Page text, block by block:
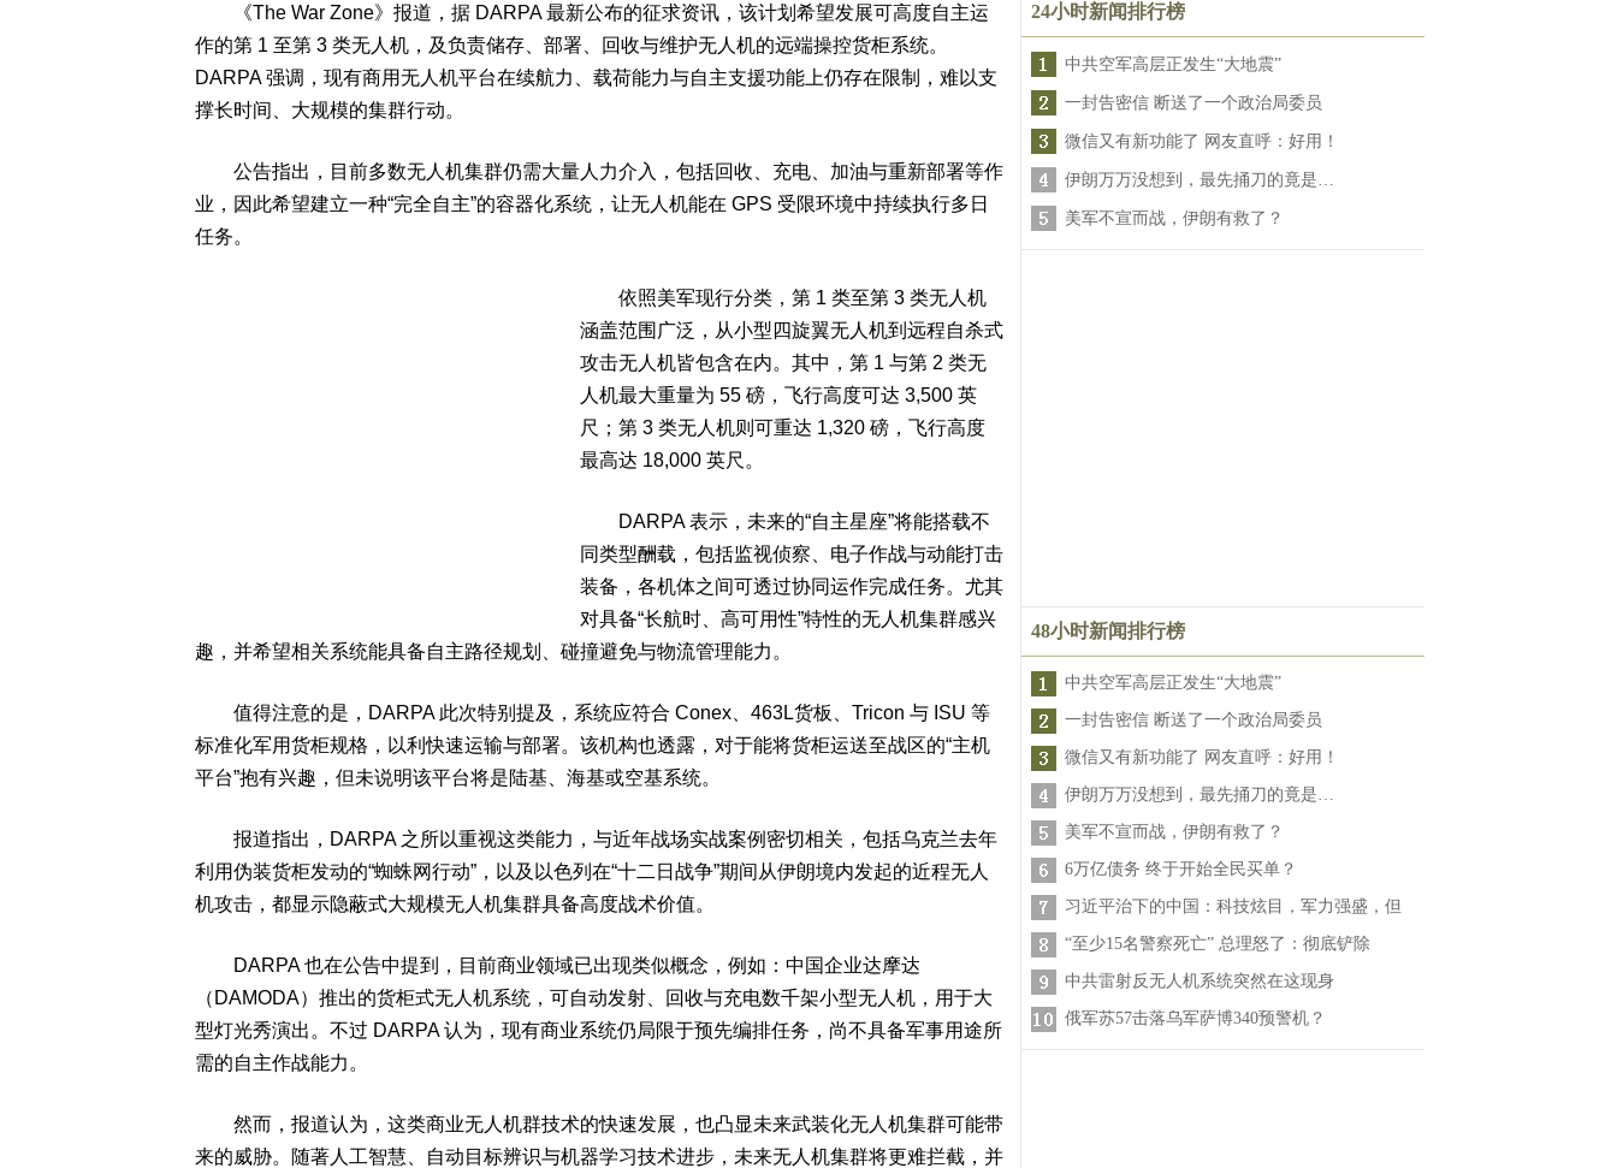
《The War Zone》报道，据 DARPA 最新公布的征求资讯，该计划希望发展可高度自主运
作的第 1 至第 3 类无人机，及负责储存、部署、回收与维护无人机的远端操控货柜系统。
DARPA 强调，现有商用无人机平台在续航力、载荷能力与自主支援功能上仍存在限制，难以支
撑长时间、大规模的集群行动。
公告指出，目前多数无人机集群仍需大量人力介入，包括回收、充电、加油与重新部署等作
业，因此希望建立一种“完全自主”的容器化系统，让无人机能在 GPS 受限环境中持续执行多日
任务。
依照美军现行分类，第 1 类至第 3 类无人机
涵盖范围广泛，从小型四旋翼无人机到远程自杀式
攻击无人机皆包含在内。其中，第 1 与第 2 类无
人机最大重量为 55 磅，飞行高度可达 3,500 英
尺；第 3 类无人机则可重达 1,320 磅，飞行高度
最高达 18,000 英尺。
DARPA 表示，未来的“自主星座”将能搭载不
同类型酬载，包括监视侦察、电子作战与动能打击
装备，各机体之间可透过协同运作完成任务。尤其
对具备“长航时、高可用性”特性的无人机集群感兴
趣，并希望相关系统能具备自主路径规划、碰撞避免与物流管理能力。
值得注意的是，DARPA 此次特别提及，系统应符合 Conex、463L货板、Tricon 与 ISU 等
标准化军用货柜规格，以利快速运输与部署。该机构也透露，对于能将货柜运送至战区的“主机
平台”抱有兴趣，但未说明该平台将是陆基、海基或空基系统。
报道指出，DARPA 之所以重视这类能力，与近年战场实战案例密切相关，包括乌克兰去年
利用伪装货柜发动的“蜘蛛网行动”，以及以色列在“十二日战争”期间从伊朗境内发起的近程无人
机攻击，都显示隐蔽式大规模无人机集群具备高度战术价值。
DARPA 也在公告中提到，目前商业领域已出现类似概念，例如：中国企业达摩达
（DAMODA）推出的货柜式无人机系统，可自动发射、回收与充电数千架小型无人机，用于大
型灯光秀演出。不过 DARPA 认为，现有商业系统仍局限于预先编排任务，尚不具备军事用途所
需的自主作战能力。
然而，报道认为，这类商业无人机群技术的快速发展，也凸显未来武装化无人机集群可能带
来的威胁。随著人工智慧、自动目标辨识与机器学习技术进步，未来无人机集群将更难拦截，并
24小时新闻排行榜
中共空军高层正发生“大地震”
一封告密信 断送了一个政治局委员
微信又有新功能了 网友直呼：好用！
伊朗万万没想到，最先捅刀的竟是…
美军不宣而战，伊朗有救了？
48小时新闻排行榜
中共空军高层正发生“大地震”
一封告密信 断送了一个政治局委员
微信又有新功能了 网友直呼：好用！
伊朗万万没想到，最先捅刀的竟是…
美军不宣而战，伊朗有救了？
6万亿债务 终于开始全民买单？
习近平治下的中国：科技炫目，军力强盛，但
“至少15名警察死亡” 总理怒了：彻底铲除
中共雷射反无人机系统突然在这现身
俄军苏57击落乌军萨博340预警机？